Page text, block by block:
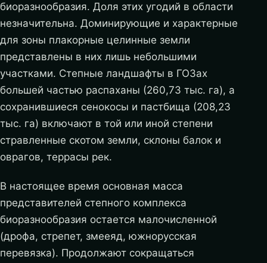
биоразнообразия. Доля этих угодий в области
незначительна. Доминирующие и характерные
для зоны плакорные целинные земли
представлены в них лишь небольшими
участками. Степные ландшафты в ГОЗах
большей частью распаханы (260,73 тыс. га), а
сохранившиеся сенокосы и пастбища (208,23
тыс. га) включают в той или иной степени
стравленные скотом земли, склоны балок и
оврагов, террасы рек.
В настоящее время основная масса
представителей степного комплекса
биоразнообразия остается малочисленной
(дрофа, стрепет, змееяд, южнорусская
перевязка). Продолжают сокращаться